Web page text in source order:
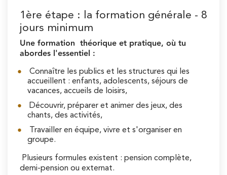
1ère étape : la formation générale - 8
jours minimum
Une formation théorique et pratique, où tu
abordes l'essentiel :
Connaître les publics et les structures qui les
accueillent : enfants, adolescents, séjours de
vacances, accueils de loisirs,
Découvrir, préparer et animer des jeux, des
chants, des activités,
Travailler en équipe, vivre et s'organiser en
groupe.
Plusieurs formules existent : pension complète,
demi-pension ou externat.